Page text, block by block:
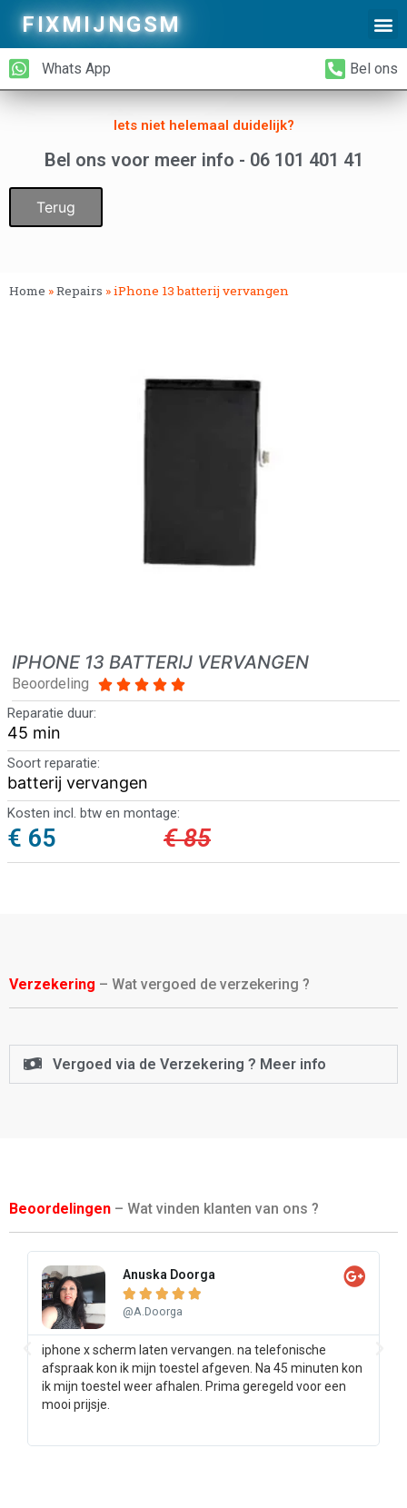
FIXMIJNGSM
Whats App Bel ons
Iets niet helemaal duidelijk?
Bel ons voor meer info - 06 101 401 41
Terug
Home »Repairs »iPhone 13 batterij vervangen
IPHONE 13 BATTERIJ VERVANGEN
Beoordeling     
Reparatie duur:
45 min
Soort reparatie:
batterij vervangen
Kosten incl. btw en montage:
€ 65 € 85
Verzekering – Wat vergoed de verzekering ?
Vergoed via de Verzekering ? Meer info
Beoordelingen – Wat vinden klanten van ons ?
Anuska Doorga
    
@A.Doorga
iphone x scherm laten vervangen. na telefonische
afspraak kon ik mijn toestel afgeven. Na 45 minuten kon
ik mijn toestel weer afhalen. Prima geregeld voor een
mooi prijsje.